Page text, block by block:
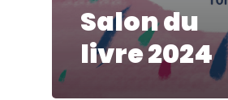
Salon du
livre 2024